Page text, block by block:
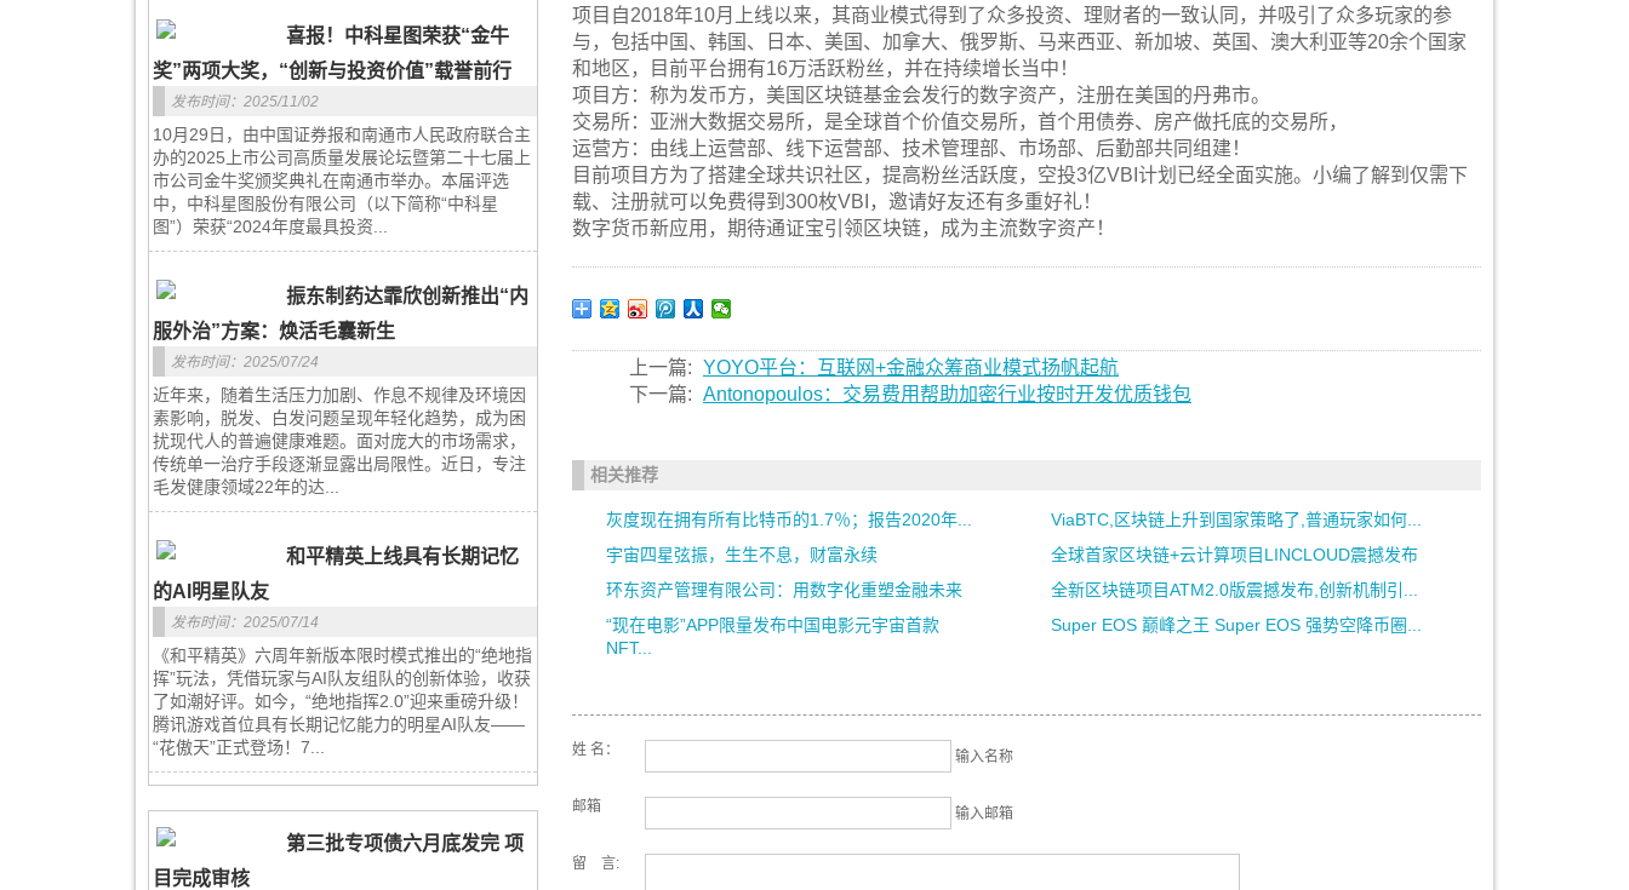
喜报！中科星图荣获“金牛
奖”两项大奖，“创新与投资价值”载誉前行
发布时间：2025/11/02
10月29日，由中国证券报和南通市人民政府联合主
办的2025上市公司高质量发展论坛暨第二十七届上
市公司金牛奖颁奖典礼在南通市举办。本届评选
中，中科星图股份有限公司（以下简称“中科星
图”）荣获“2024年度最具投资...
振东制药达霏欣创新推出“内
服外治”方案：焕活毛囊新生
发布时间：2025/07/24
近年来，随着生活压力加剧、作息不规律及环境因
素影响，脱发、白发问题呈现年轻化趋势，成为困
扰现代人的普遍健康难题。面对庞大的市场需求，
传统单一治疗手段逐渐显露出局限性。近日，专注
毛发健康领域22年的达...
和平精英上线具有长期记忆
的AI明星队友
发布时间：2025/07/14
《和平精英》六周年新版本限时模式推出的“绝地指
挥”玩法，凭借玩家与AI队友组队的创新体验，收获
了如潮好评。如今，“绝地指挥2.0”迎来重磅升级！
腾讯游戏首位具有长期记忆能力的明星AI队友——
“花傲天”正式登场！7...
第三批专项债六月底发完 项
目完成审核
项目自2018年10月上线以来，其商业模式得到了众多投资、理财者的一致认同，并吸引了众多玩家的参
与，包括中国、韩国、日本、美国、加拿大、俄罗斯、马来西亚、新加坡、英国、澳大利亚等20余个国家
和地区，目前平台拥有16万活跃粉丝，并在持续增长当中！
项目方：称为发币方，美国区块链基金会发行的数字资产，注册在美国的丹弗市。
交易所：亚洲大数据交易所，是全球首个价值交易所，首个用债券、房产做托底的交易所，
运营方：由线上运营部、线下运营部、技术管理部、市场部、后勤部共同组建！
目前项目方为了搭建全球共识社区，提高粉丝活跃度，空投3亿VBI计划已经全面实施。小编了解到仅需下
载、注册就可以免费得到300枚VBI，邀请好友还有多重好礼！
数字货币新应用，期待通证宝引领区块链，成为主流数字资产！
上一篇: YOYO平台：互联网+金融众筹商业模式扬帆起航
下一篇: Antonopoulos：交易费用帮助加密行业按时开发优质钱包
相关推荐
灰度现在拥有所有比特币的1.7％；报告2020年...
ViaBTC,区块链上升到国家策略了,普通玩家如何...
宇宙四星弦振，生生不息，财富永续
全球首家区块链+云计算项目LINCLOUD震撼发布
环东资产管理有限公司：用数字化重塑金融未来
全新区块链项目ATM2.0版震撼发布,创新机制引...
“现在电影”APP限量发布中国电影元宇宙首款
NFT...
Super EOS 巅峰之王 Super EOS 强势空降币圈...
姓 名： 输入名称
邮箱 输入邮箱
留 言: